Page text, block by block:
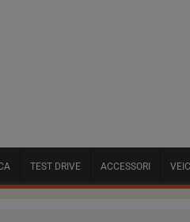
TEST DRIVE ACCESSORI